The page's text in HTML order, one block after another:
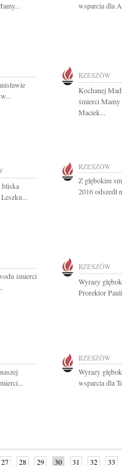
wsparcia dla
RZESZÓW
Kochanej
śmierci Mamy
Maciek...
bliska
RZESZÓW
Z głębokim
2016 odszedł
śmierci
RZESZÓW
Wyrazy
Prorektor
RZESZÓW
Wyrazy
wsparcia dla
27 28 29 30 31 32 33